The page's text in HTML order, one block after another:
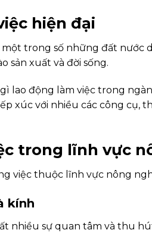
hiện đại
trong số những đất nước
sản xuất và đời sống.
lao động làm việc trong
xúc với nhiều các công cụ,
trong lĩnh vực
việc thuộc lĩnh vực nông
kính
nhiều sự quan tâm và thu